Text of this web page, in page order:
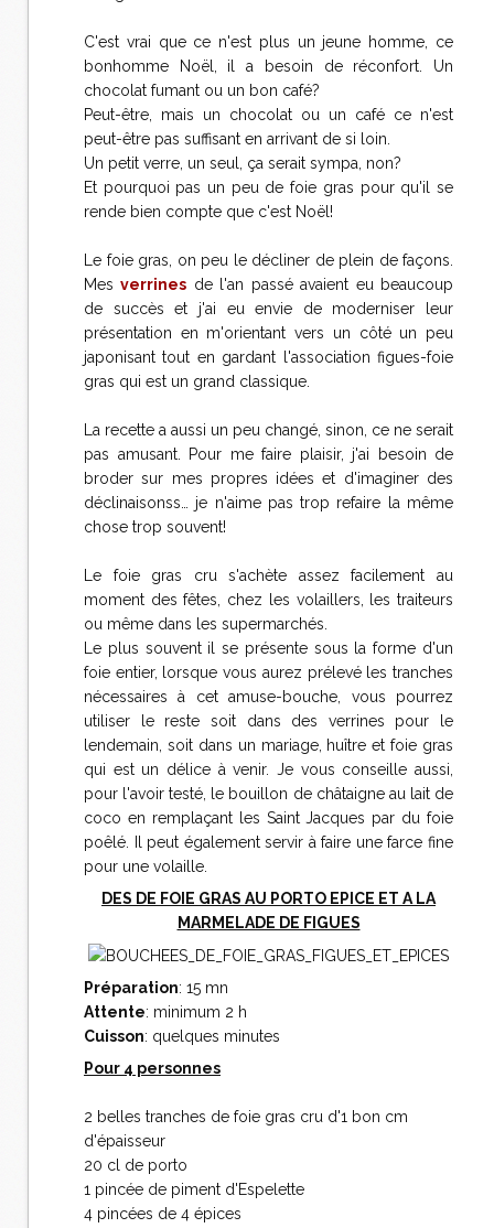
C'est vrai que ce n'est plus un jeune homme, ce
bonhomme Noël, il a besoin de réconfort. Un
chocolat fumant ou un bon café?
Peut-être, mais un chocolat ou un café ce n'est
peut-être pas suffisant en arrivant de si loin.
Un petit verre, un seul, ça serait sympa, non?
Et pourquoi pas un peu de foie gras pour qu'il se
rende bien compte que c'est Noël!
Le foie gras, on peu le décliner de plein de façons.
Mesverrines de l'an passé avaient eu beaucoup
de succès et j'ai eu envie de moderniser leur
présentation en m'orientant vers un côté un peu
japonisant tout en gardant l'association figues-foie
gras qui est un grand classique.
La recette a aussi un peu changé, sinon, ce ne serait
pas amusant. Pour me faire plaisir, j'ai besoin de
broder sur mes propres idées et d'imaginer des
déclinaisonss… je n'aime pas trop refaire la même
chose trop souvent!
Le foie gras cru s'achète assez facilement au
moment des fêtes, chez les volaillers, les traiteurs
ou même dans les supermarchés.
Le plus souvent il se présente sous la forme d'un
foie entier, lorsque vous aurez prélevé les tranches
nécessaires à cet amuse-bouche, vous pourrez
utiliser le reste soit dans des verrines pour le
lendemain, soit dans un mariage, huître et foie gras
qui est un délice à venir. Je vous conseille aussi,
pour l'avoir testé, le bouillon de châtaigne au lait de
coco en remplaçant les Saint Jacques par du foie
poêlé. Il peut également servir à faire une farce fine
pour une volaille.
DES DE FOIE GRAS AU PORTO EPICE ET A LA
MARMELADE DE FIGUES
Préparation: 15 mn
Attente: minimum 2 h
Cuisson: quelques minutes
Pour 4 personnes
2 belles tranches de foie gras cru d'1 bon cm
d'épaisseur
20 cl de porto
1 pincée de piment d'Espelette
4 pincées de 4 épices